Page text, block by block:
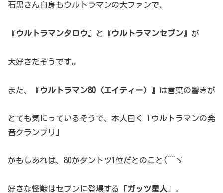
石黒さん自身もウルトラマンの大ファンで、
『ウルトラマンタロウ 』と『ウルトラマンセブン 』が
大好きだそうです。
また、『ウルトラマン80（エイティー） 』は言葉の響きが
とても気にっているそうで、本人曰く「ウルトラマンの発
音グランプリ」
がもしあれば、80がダントツ1位だとのこと(^^ゞ
好きな怪獣はセブンに登場する「ガッツ星人 」。